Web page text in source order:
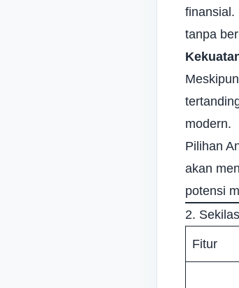
finansial.
tanpa
modern.
Pilihan
akan
potensi
2.
Fitur